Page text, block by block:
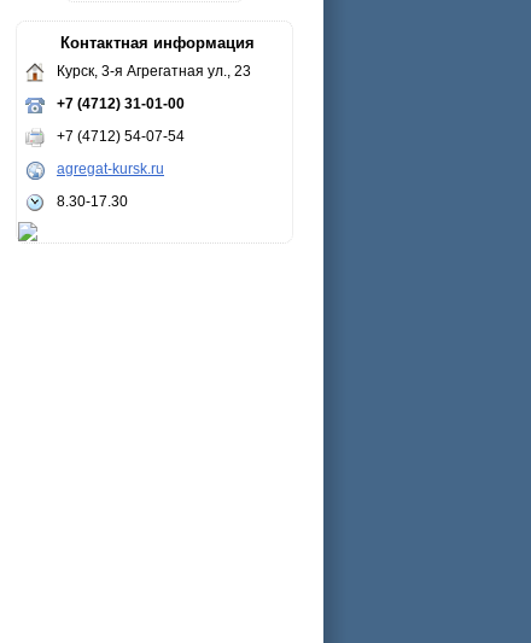
Контактная информация
Курск, 3-я Агрегатная ул., 23
+7 (4712) 31-01-00
+7 (4712) 54-07-54
agregat-kursk.ru
8.30-17.30